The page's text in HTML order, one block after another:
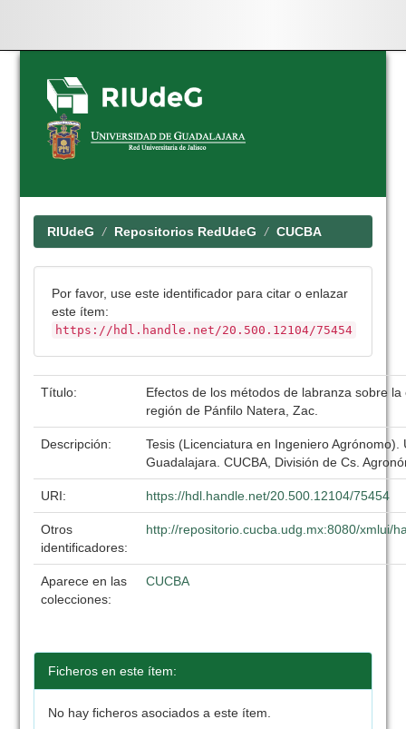
Skip
navigation
RIUdeG Repositorios RedUdeG CUCBA
Por favor, use este identificador para citar o enlazar
este ítem:
https://hdl.handle.net/20.500.12104/75454
Título:
Efectos de los métodos de labranza sobre
región de Pánfilo Natera, Zac.
Descripción:
Tesis (Licenciatura en Ingeniero Agrónomo).
Guadalajara. CUCBA, División de Cs.
URI: https://hdl.handle.net/20.500.12104/75454
Otros
identificadores:
http://repositorio.cucba.udg.mx:8080/xmlui/
Aparece en las
colecciones:
CUCBA
Ficheros en este ítem:
No hay ficheros asociados a este ítem.